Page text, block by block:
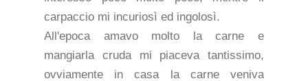
carpaccio mi incuriosì ed ingolosì.
All'epoca amavo molto la carne e
mangiarla cruda mi piaceva tantissimo,
ovviamente in casa la carne veniva